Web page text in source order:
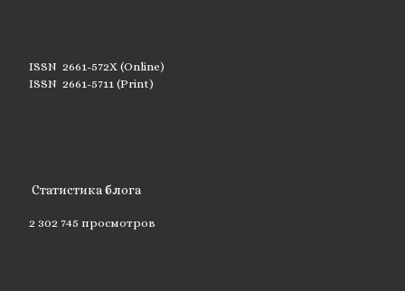
ISSN 2661-572X (Online)
ISSN 2661-5711 (Print)
Статистика блога
2 302 745 просмотров